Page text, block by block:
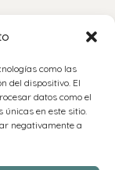
como las
del dispositivo. El
datos como el
únicas en este sitio.
negativamente a